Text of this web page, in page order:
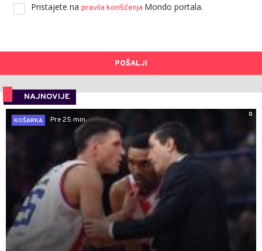
Pristajete na pravila korišćenja Mondo portala.
POŠALJI
NAJNOVIJE
0
KOŠARKA
Pre 25 min